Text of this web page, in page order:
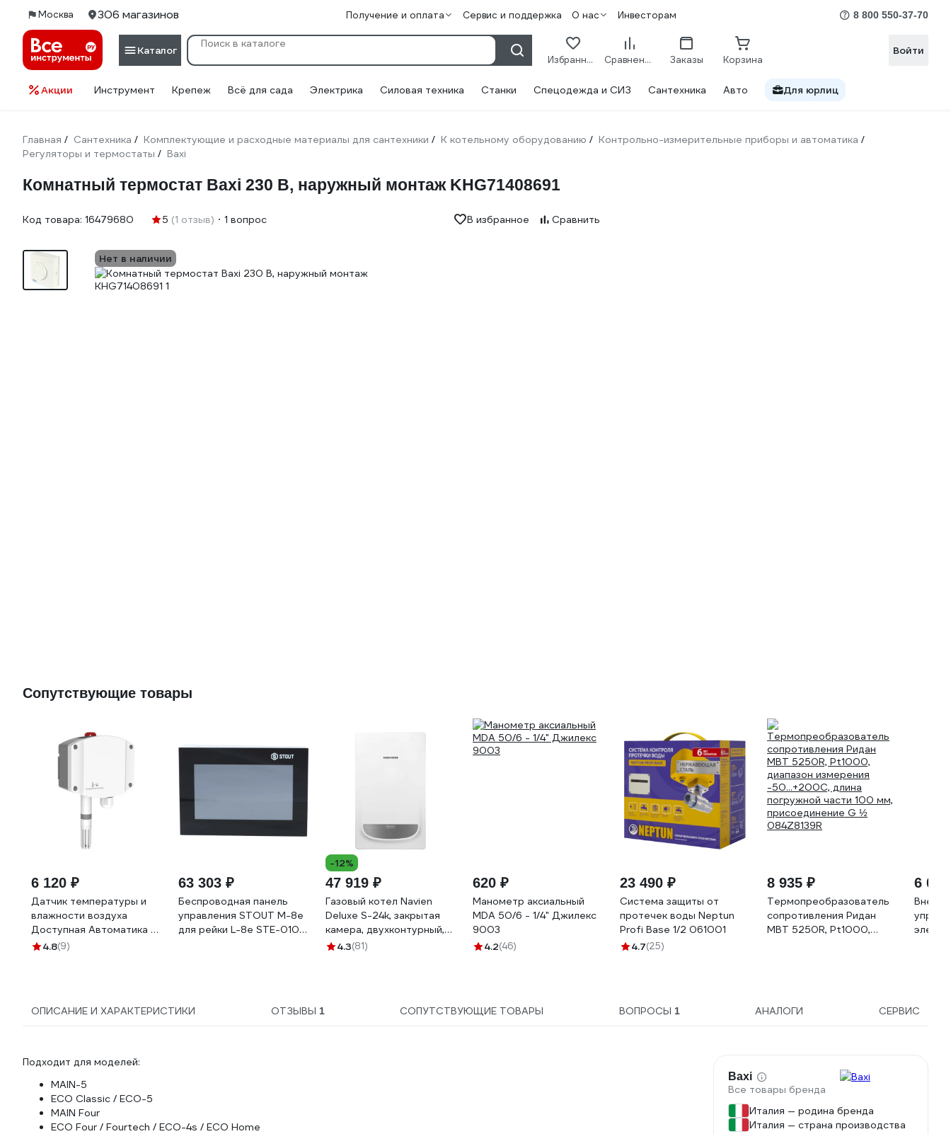
Москва 306 магазинов Получение и оплата Сервис и поддержка О нас Инвесторам 8 800 550-37-70
Каталог
Избранное Сравнение Заказы Корзина
Войти
Акции Инструмент Крепеж Всё для сада Электрика Силовая техника Станки Спецодежда и СИЗ Сантехника Авто Для юрлиц
Главная / Сантехника / Комплектующие и расходные материалы для сантехники / К котельному оборудованию / Контрольно-измерительные приборы и автоматика /
Регуляторы и термостаты / Baxi
Комнатный термостат Baxi 230 В, наружный монтаж KHG71408691
Код товара: 16479680 5 (1 отзыв) 1 вопрос В избранное Сравнить
Нет в наличии
Сопутствующие товары
6 120 ₽
Датчик температуры и
влажности воздуха
Доступная Автоматика 4-
20 мА TH-20-A
4.8(9)
63 303 ₽
Беспроводная панель
управления STOUT M-8e
для рейки L-8e STE-0101-
-12%
47 919 ₽
Газовый котел Navien
Deluxe S-24k, закрытая
камера, двухконтурный,
24 квт, коаксиальный
4.3(81)
620 ₽
Манометр аксиальный
MDA 50/6 - 1/4" Джилекс
9003
4.2(46)
23 490 ₽
Система защиты от
протечек воды Neptun
Profi Base 1/2 061001
4.7(25)
8 935 ₽
Термопреобразователь
сопротивления Ридан
MBT 5250R, Pt1000,
6
ОПИСАНИЕ И ХАРАКТЕРИСТИКИ
ОТЗЫВЫ 1 СОПУТСТВУЮЩИЕ ТОВАРЫ ВОПРОСЫ 1 АНАЛОГИ СЕРВИС
Подходит для моделей:
MAIN-5
ECO Classic / ECO-5
MAIN Four
ECO Four / Fourtech / ECO-4s / ECO Home
Baxi
Все товары бренда
Италия — родина бренда
Италия — страна производства